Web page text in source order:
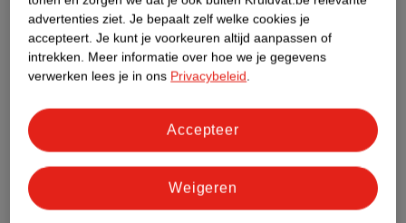
Dit product heeft (nog) geen Nature
Impact Score.
Meer informatie
Bestel & Bezorginformatie
Bekijk ook
advertenties ziet. Je bepaalt zelf welke cookies je
accepteert. Je kunt je voorkeuren altijd aanpassen of
intrekken. Meer informatie over hoe we je gegevens
verwerken lees je in ons Privacybeleid.
Weigeren
Accepteer